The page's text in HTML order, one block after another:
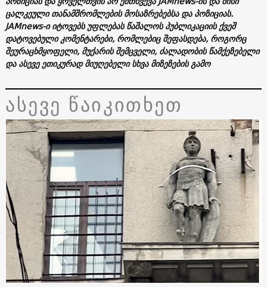
ცალკეული თანამშრომლების მოსაზრებებსა და პოზიციას.
JAMnews-ი იტოვებს უფლებას წაშალოს პუბლიკაციის ქვეშ
დატოვებული კომენტარები, რომლებიც შეფასდება, როგორც
შეურაცხმყოფელი, მუქარის შემცველი, ძალადობის წამქეზებელი
და ასევე ეთიკურად მიუღებელი სხვა მიზეზების გამო
ასევე წაიკითხეთ